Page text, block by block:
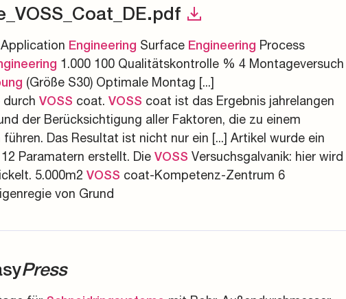
Engineering Surface Engineering Process
1.000 100 Qualitätskontrolle % 4 Montageversuch
(Größe S30) Optimale Montag [...]
VOSS coat. VOSS coat ist das Ergebnis jahrelangen
der Berücksichtigung aller Faktoren, die zu einem
Das Resultat ist nicht nur ein [...] Artikel wurde ein
Paramatern erstellt. Die VOSS Versuchsgalvanik: hier wird
5.000m2 VOSS coat-Kompetenz-Zentrum 6
von Grund
Press